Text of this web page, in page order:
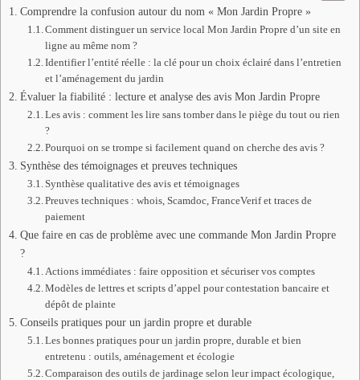
Comprendre la confusion autour du nom « Mon Jardin Propre »
Comment distinguer un service local Mon Jardin Propre d’un site en
ligne au même nom ?
Identifier l’entité réelle : la clé pour un choix éclairé dans l’entretien
et l’aménagement du jardin
Évaluer la fiabilité : lecture et analyse des avis Mon Jardin Propre
Les avis : comment les lire sans tomber dans le piège du tout ou rien
?
Pourquoi on se trompe si facilement quand on cherche des avis ?
Synthèse des témoignages et preuves techniques
Synthèse qualitative des avis et témoignages
Preuves techniques : whois, Scamdoc, FranceVerif et traces de
paiement
Que faire en cas de problème avec une commande Mon Jardin Propre
?
Actions immédiates : faire opposition et sécuriser vos comptes
Modèles de lettres et scripts d’appel pour contestation bancaire et
dépôt de plainte
Conseils pratiques pour un jardin propre et durable
Les bonnes pratiques pour un jardin propre, durable et bien
entretenu : outils, aménagement et écologie
Comparaison des outils de jardinage selon leur impact écologique,